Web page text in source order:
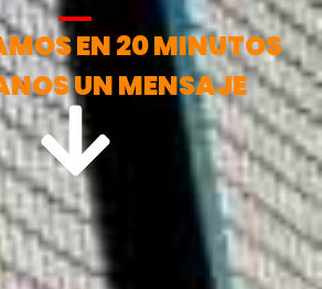
EN 20 MINUTOS
UN MENSAJE